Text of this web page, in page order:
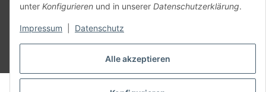
Alle akzeptieren
unter Konfigurieren und in unserer Datenschutzerklärung.
Impressum Datenschutz
* Alle Preise inkl. gesetzlicher USt., zzgl.Versand
© voltmaster.de